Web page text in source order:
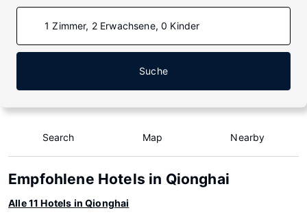
1 Zimmer, 2 Erwachsene, 0 Kinder
Suche
Search Map Nearby
Empfohlene Hotels in Qionghai
Alle 11 Hotels in Qionghai